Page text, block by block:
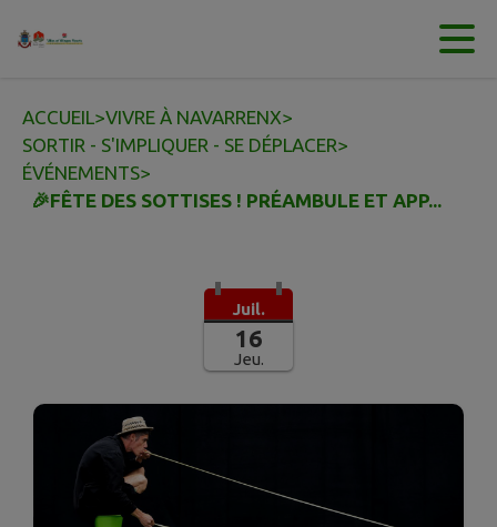
Contenu
ACCUEIL>VIVRE À NAVARRENX>
SORTIR - S'IMPLIQUER - SE DÉPLACER>
ÉVÉNEMENTS>
🎉FÊTE DES SOTTISES ! PRÉAMBULE ET APP...
Juil.
16
Jeu.